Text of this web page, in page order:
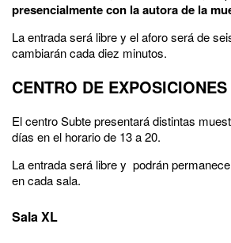
presencialmente con la autora de la
La entrada será libre y el aforo será de
cambiarán cada diez minutos.
CENTRO DE
El centro Subte presentará distintas
días en el horario de 13 a 20.
La entrada será libre y podrán
en cada sala.
Sala XL